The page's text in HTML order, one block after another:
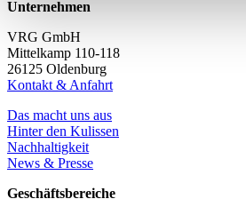
Unternehmen
VRG GmbH
Mittelkamp 110-118
26125 Oldenburg
Kontakt & Anfahrt
Das macht uns aus
Hinter den Kulissen
Nachhaltigkeit
News & Presse
Geschäftsbereiche